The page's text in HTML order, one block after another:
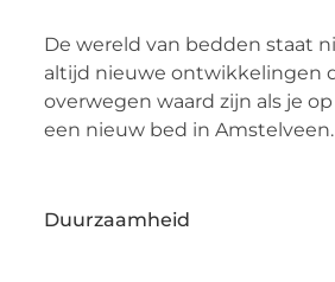
De wereld van bedden staat
altijd nieuwe ontwikkelingen
overwegen waard zijn als je
een nieuw bed in Amstelveen.
Duurzaamheid